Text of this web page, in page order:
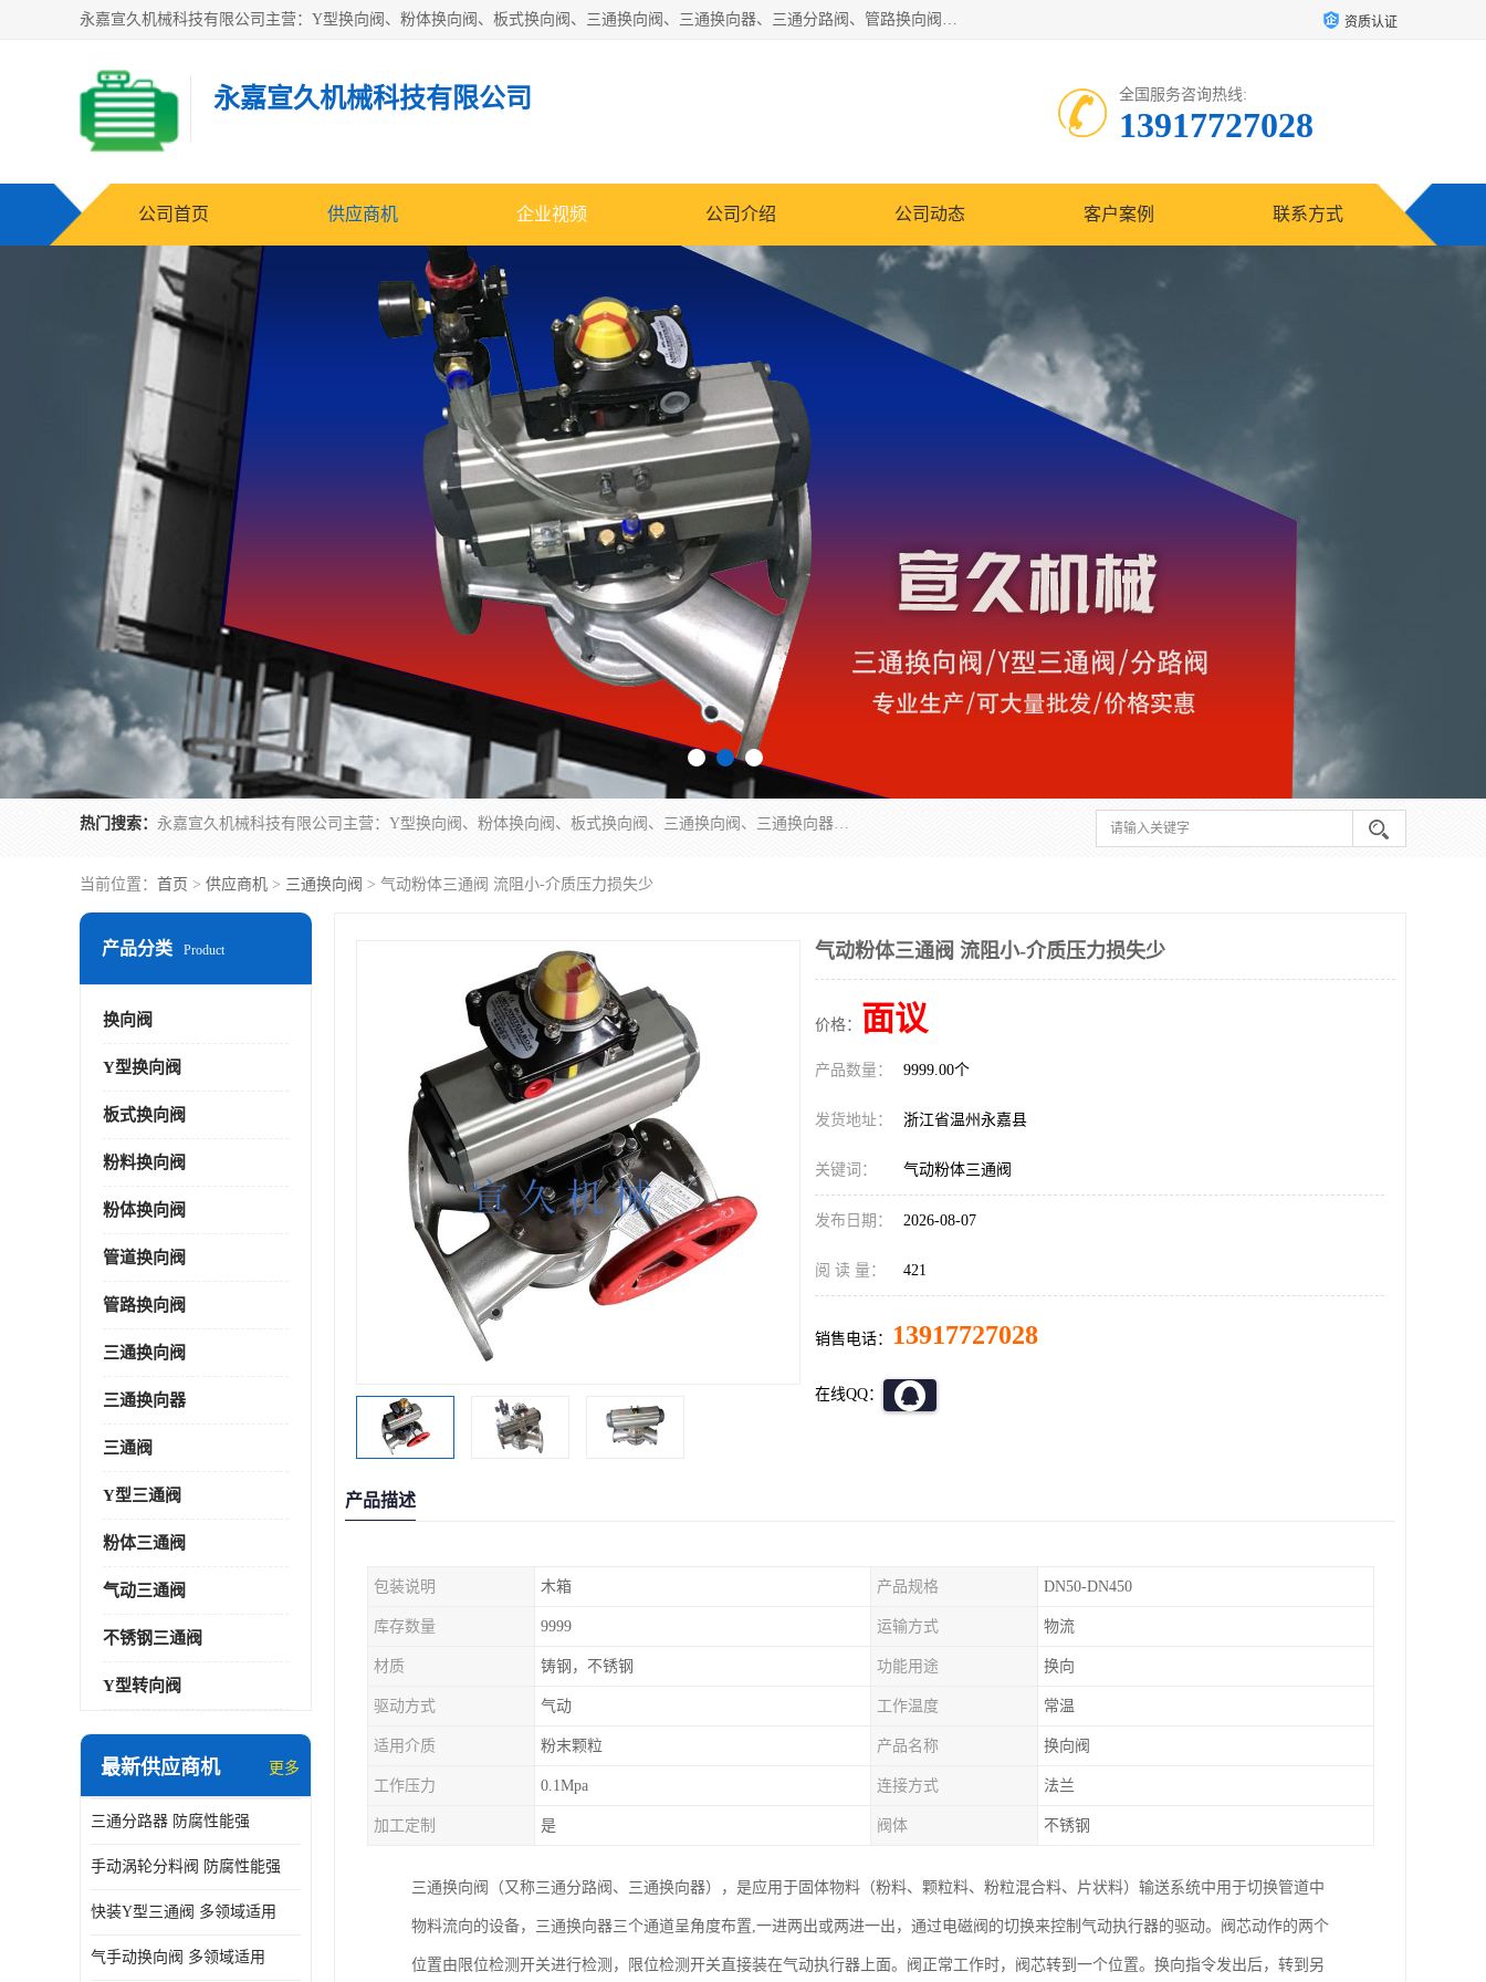
永嘉宣久机械科技有限公司主营：Y型换向阀、粉体换向阀、板式换向阀、三通换向阀、三通换向器、三通分路阀、管路换向阀等产品及服务。 资质认证
永嘉宣久机械科技有限公司 全国服务咨询热线:
13917727028
公司首页 供应商机 企业视频 公司介绍 公司动态 客户案例 联系方式
热门搜索： 永嘉宣久机械科技有限公司主营：Y型换向阀、粉体换向阀、板式换向阀、三通换向阀、三通换向器、三通分路阀、管路换向阀等产品及服务。
当前位置： 首页 > 供应商机 > 三通换向阀 > 气动粉体三通阀 流阻小-介质压力损失少
产品分类 Product
换向阀
Y型换向阀
板式换向阀
粉料换向阀
粉体换向阀
管道换向阀
管路换向阀
三通换向阀
三通换向器
三通阀
Y型三通阀
粉体三通阀
气动三通阀
不锈钢三通阀
Y型转向阀
最新供应商机 更多
三通分路器 防腐性能强
手动涡轮分料阀 防腐性能强
快装Y型三通阀 多领域适用
气手动换向阀 多领域适用
气动粉体三通阀 流阻小-介质压力损失少
价格： 面议
产品数量： 9999.00个
发货地址： 浙江省温州永嘉县
关键词： 气动粉体三通阀
发布日期： 2026-08-07
阅 读 量： 421
销售电话： 13917727028
在线QQ：
产品描述
包装说明 木箱 产品规格 DN50-DN450
库存数量 9999 运输方式 物流
材质 铸钢，不锈钢 功能用途 换向
驱动方式 气动 工作温度 常温
适用介质 粉末颗粒 产品名称 换向阀
工作压力 0.1Mpa 连接方式 法兰
加工定制 是 阀体 不锈钢
三通换向阀（又称三通分路阀、三通换向器），是应用于固体物料（粉料、颗粒料、粉粒混合料、片状料）输送系统中用于切换管道中
物料流向的设备，三通换向器三个通道呈角度布置,一进两出或两进一出，通过电磁阀的切换来控制气动执行器的驱动。阀芯动作的两个
位置由限位检测开关进行检测，限位检测开关直接装在气动执行器上面。阀正常工作时，阀芯转到一个位置。换向指令发出后，转到另